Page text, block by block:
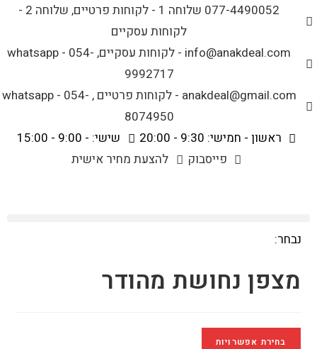
077-4490052 שלוחה 1 - לקוחות פרטיים, שלוחה 2 -
לקוחות עסקיים
info@anakdeal.com - לקוחות עסקיים, whatsapp - 054-
9992717
anakdeal@gmail.com - לקוחות פרטיים , whatsapp - 054-
8074950
ראשון - חמישי: 9:30 - 20:00
שישי: - 9:00 - 15:00
פייסבוק
להצעת מחיר אישית
נבחר:
מצפן נחושת מהודר
בחירת אפשרויות